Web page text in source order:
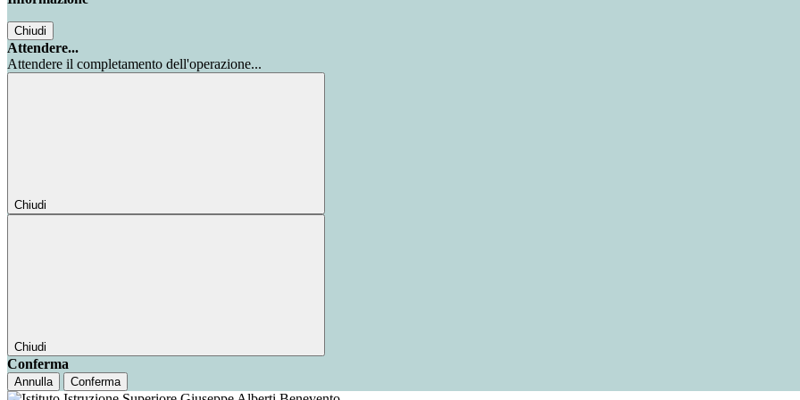
Chiudi
Attendere...
Attendere il completamento dell'operazione...
Chiudi
Chiudi
Conferma
Annulla Conferma